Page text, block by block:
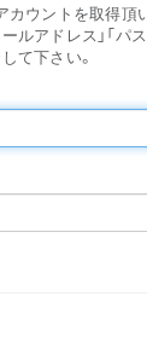
カウントを取得頂
ルアドレス」「パ
て下さい。